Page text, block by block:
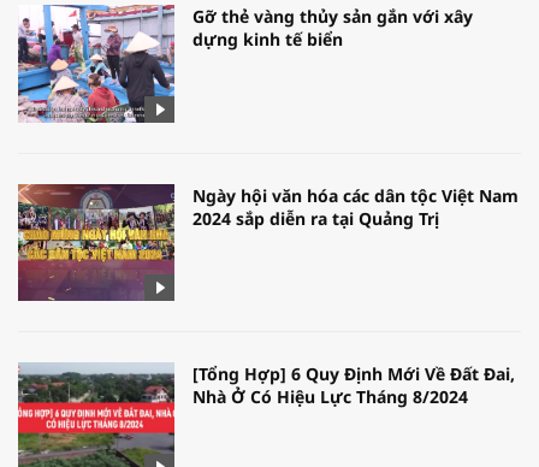
Gỡ thẻ vàng thủy sản gắn với xây
dựng kinh tế biển
Ngày hội văn hóa các dân tộc Việt Nam
2024 sắp diễn ra tại Quảng Trị
[Tổng Hợp] 6 Quy Định Mới Về Đất Đai,
Nhà Ở Có Hiệu Lực Tháng 8/2024